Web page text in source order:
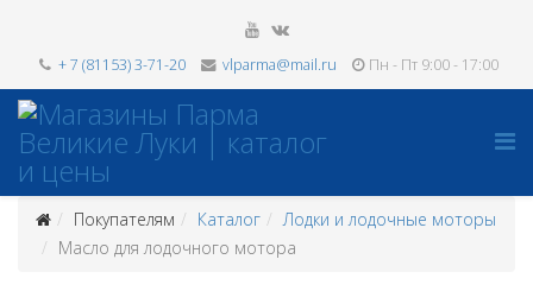
+ 7 (81153) 3-71-20 vlparma@mail.ru Пн - Пт 9:00 - 17:00
Покупателям Каталог
Лодки и лодочные моторы
Масло для лодочного мотора